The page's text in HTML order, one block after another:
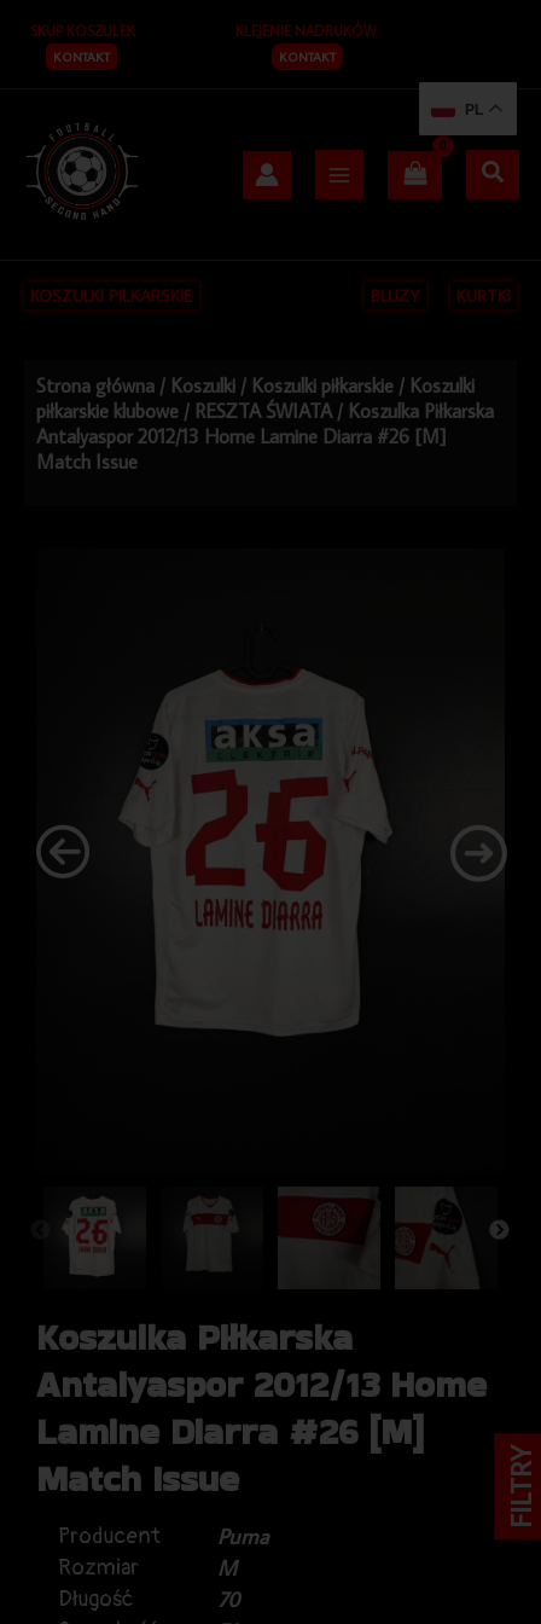
treści
SKUP KOSZULEK
KONTAKT
KLEJENIE NADRUKÓW
KONTAKT
KOSZULKI PIŁKARSKIE BLUZY KURTKI
Strona główna / Koszulki / Koszulki piłkarskie / Koszulki
piłkarskie klubowe / RESZTA ŚWIATA / Koszulka Piłkarska
Antalyaspor 2012/13 Home Lamine Diarra #26 [M]
Match Issue
Koszulka Piłkarska
Antalyaspor 2012/13 Home
Lamine Diarra #26 [M]
Match Issue
Producent
Puma
Rozmiar
M
Długość
70
PL
FILTRY